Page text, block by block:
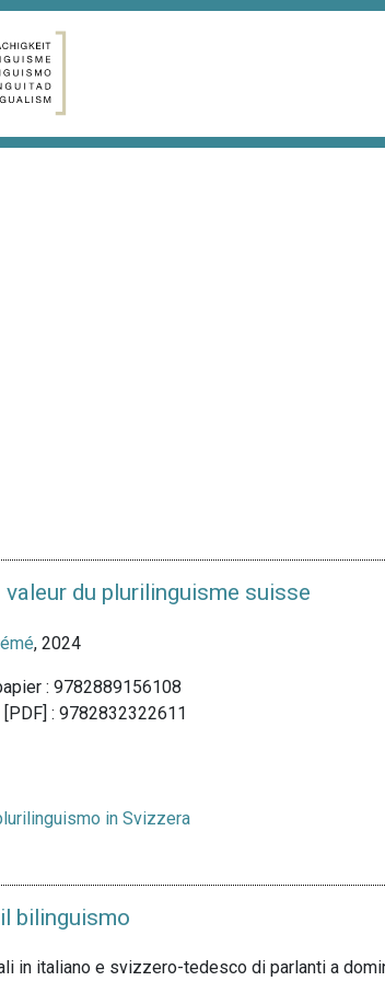
valeur du plurilinguisme suisse
, 2024
: 9782889156108
: 9782832322611
in Svizzera
bilinguismo
in italiano e svizzero-tedesco di parlanti a